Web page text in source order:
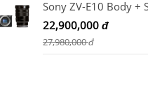
22,900,000 đ
27,980,000đ